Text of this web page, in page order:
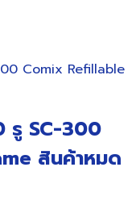
รู SC-300
สินค้าหมด